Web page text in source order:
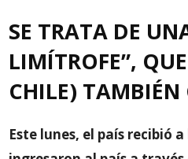
SE TRATA DE
LIMÍTROFE”,
CHILE) TAMBIÉN
Este lunes, el país recibió